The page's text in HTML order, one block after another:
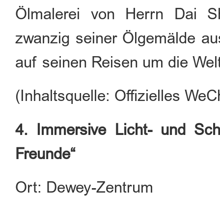
Ölmalerei von Herrn Dai
zwanzig seiner Ölgemälde
auf seinen Reisen um die
(Inhaltsquelle: Offizielles
4. Immersive Licht- und
Freunde“
Ort: Dewey-Zentrum